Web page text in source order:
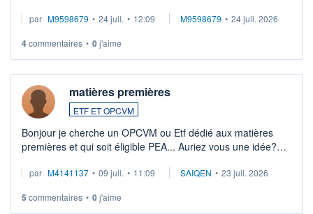
veux procéder à la vente, on me signale ...
par M9598679 • 24 juil. • 12:09 M9598679 • 24 juil. 2026
4commentaires • 0j'aime
matières premières
ETF ET OPCVM
Bonjour je cherche un OPCVM ou Etf dédié aux matières
premières et qui soit éligible PEA... Auriez vous une idée?
par M4141137 • 09 juil. • 11:09 SAIQEN • 23 juil. 2026
5 commentaires • 0j'aime